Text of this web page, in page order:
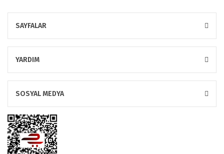
SAYFALAR
YARDIM
SOSYAL MEDYA